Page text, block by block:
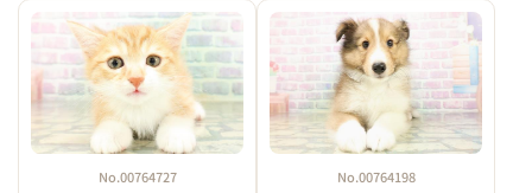
No.00764727 No.00764198